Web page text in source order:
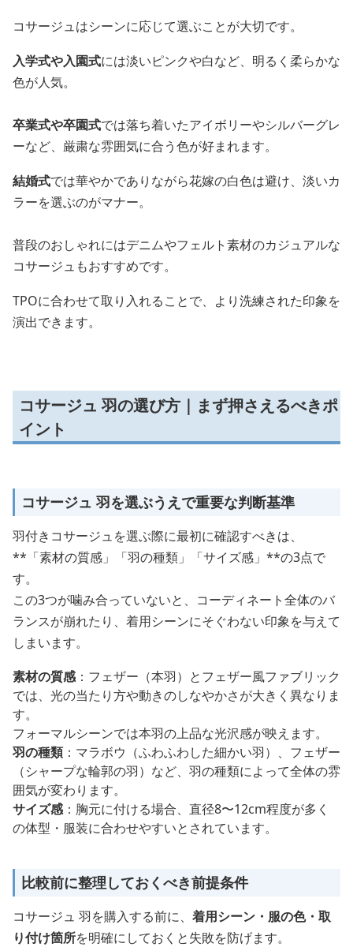
コサージュはシーンに応じて選ぶことが大切です。
入学式や入園式には淡いピンクや白など、明るく柔らかな
色が人気。
卒業式や卒園式では落ち着いたアイボリーやシルバーグレ
ーなど、厳粛な雰囲気に合う色が好まれます。
結婚式では華やかでありながら花嫁の白色は避け、淡いカ
ラーを選ぶのがマナー。
普段のおしゃれにはデニムやフェルト素材のカジュアルな
コサージュもおすすめです。
TPOに合わせて取り入れることで、より洗練された印象を
演出できます。
コサージュ 羽の選び方｜まず押さえるべきポ
イント
コサージュ 羽を選ぶうえで重要な判断基準
羽付きコサージュを選ぶ際に最初に確認すべきは、
**「素材の質感」「羽の種類」「サイズ感」**の3点で
す。
この3つが噛み合っていないと、コーディネート全体のバ
ランスが崩れたり、着用シーンにそぐわない印象を与えて
しまいます。
素材の質感：フェザー（本羽）とフェザー風ファブリック
では、光の当たり方や動きのしなやかさが大きく異なりま
す。
フォーマルシーンでは本羽の上品な光沢感が映えます。
羽の種類：マラボウ（ふわふわした細かい羽）、フェザー
（シャープな輪郭の羽）など、羽の種類によって全体の雰
囲気が変わります。
サイズ感：胸元に付ける場合、直径8〜12cm程度が多く
の体型・服装に合わせやすいとされています。
比較前に整理しておくべき前提条件
コサージュ 羽を購入する前に、 着用シーン・服の色・取
り付け箇所を明確にしておくと失敗を防げます。